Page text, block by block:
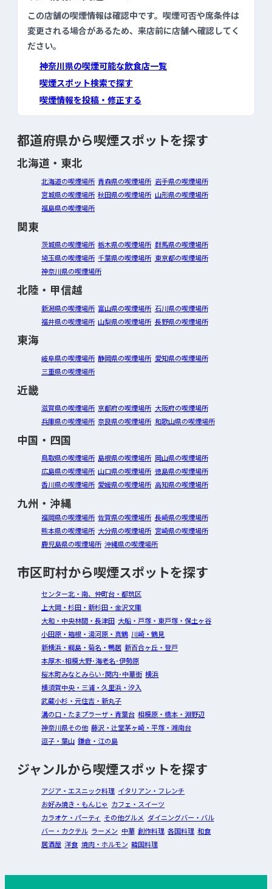
この店舗の喫煙情報は確認中です。喫煙可否や席条件は
変更される場合があるため、来店前に店舗へ確認してく
ださい。
神奈川県の喫煙可能な飲食店一覧
喫煙スポット検索で探す
喫煙情報を投稿・修正する
都道府県から喫煙スポットを探す
北海道・東北
北海道の喫煙場所 青森県の喫煙場所 岩手県の喫煙場所
宮城県の喫煙場所 秋田県の喫煙場所 山形県の喫煙場所
福島県の喫煙場所
関東
茨城県の喫煙場所 栃木県の喫煙場所 群馬県の喫煙場所
埼玉県の喫煙場所 千葉県の喫煙場所 東京都の喫煙場所
神奈川県の喫煙場所
北陸・甲信越
新潟県の喫煙場所 富山県の喫煙場所 石川県の喫煙場所
福井県の喫煙場所 山梨県の喫煙場所 長野県の喫煙場所
東海
岐阜県の喫煙場所 静岡県の喫煙場所 愛知県の喫煙場所
三重県の喫煙場所
近畿
滋賀県の喫煙場所 京都府の喫煙場所 大阪府の喫煙場所
兵庫県の喫煙場所 奈良県の喫煙場所 和歌山県の喫煙場所
中国・四国
鳥取県の喫煙場所 島根県の喫煙場所 岡山県の喫煙場所
広島県の喫煙場所 山口県の喫煙場所 徳島県の喫煙場所
香川県の喫煙場所 愛媛県の喫煙場所 高知県の喫煙場所
九州・沖縄
福岡県の喫煙場所 佐賀県の喫煙場所 長崎県の喫煙場所
熊本県の喫煙場所 大分県の喫煙場所 宮崎県の喫煙場所
鹿児島県の喫煙場所 沖縄県の喫煙場所
市区町村から喫煙スポットを探す
センター北・南、仲町台・都筑区
上大岡・杉田・新杉田・金沢文庫
大和・中央林間・長津田 大船・戸塚・東戸塚・保土ヶ谷
小田原・箱根・湯河原・真鶴 川崎・鶴見
新横浜・綱島・菊名・鴨居 新百合ヶ丘・登戸
本厚木･相模大野･海老名･伊勢原
桜木町みなとみらい･関内･中華街 横浜
横須賀中央・三浦・久里浜・汐入
武蔵小杉・元住吉・新丸子
溝の口・たまプラーザ・青葉台 相模原・橋本・淵野辺
神奈川県その他 藤沢・辻堂茅ヶ崎・平塚・湘南台
逗子・葉山 鎌倉・江の島
ジャンルから喫煙スポットを探す
アジア・エスニック料理 イタリアン・フレンチ
お好み焼き・もんじゃ カフェ・スイーツ
カラオケ・パーティ その他グルメ ダイニングバー・バル
バー・カクテル ラーメン 中華 創作料理 各国料理 和食
居酒屋 洋食 焼肉・ホルモン 韓国料理